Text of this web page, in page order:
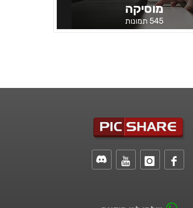
מוסיקה
545 תמונות